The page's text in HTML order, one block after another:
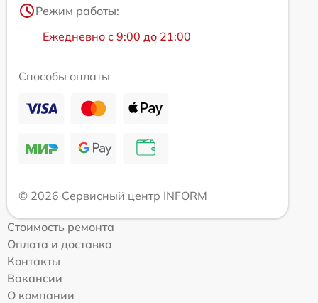
Режим работы:
Ежедневно с 9:00 до 21:00
Способы оплаты
© 2026 Сервисный центр INFORM
Стоимость ремонта
Оплата и доставка
Контакты
Вакансии
О компании